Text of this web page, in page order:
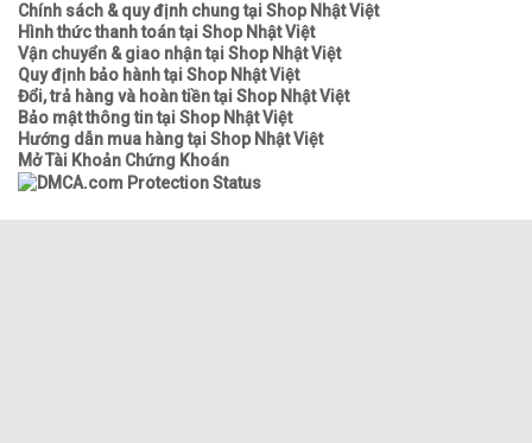
Chính sách & quy định chung tại Shop Nhật Việt
Hình thức thanh toán tại Shop Nhật Việt
Vận chuyển & giao nhận tại Shop Nhật Việt
Quy định bảo hành tại Shop Nhật Việt
Đổi, trả hàng và hoàn tiền tại Shop Nhật Việt
Bảo mật thông tin tại Shop Nhật Việt
Hướng dẫn mua hàng tại Shop Nhật Việt
Mở Tài Khoản Chứng Khoán